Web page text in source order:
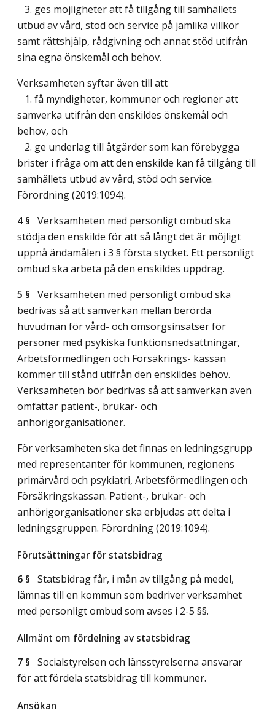
3. ges möjligheter att få tillgång till samhällets
utbud av vård, stöd och service på jämlika villkor
samt rättshjälp, rådgivning och annat stöd utifrån
sina egna önskemål och behov.
Verksamheten syftar även till att
1. få myndigheter, kommuner och regioner att
samverka utifrån den enskildes önskemål och
behov, och
2. ge underlag till åtgärder som kan förebygga
brister i fråga om att den enskilde kan få tillgång till
samhällets utbud av vård, stöd och service.
Förordning (2019:1094).
4 § Verksamheten med personligt ombud ska
stödja den enskilde för att så långt det är möjligt
uppnå ändamålen i 3 § första stycket. Ett personligt
ombud ska arbeta på den enskildes uppdrag.
5 § Verksamheten med personligt ombud ska
bedrivas så att samverkan mellan berörda
huvudmän för vård- och omsorgsinsatser för
personer med psykiska funktionsnedsättningar,
Arbetsförmedlingen och Försäkrings- kassan
kommer till stånd utifrån den enskildes behov.
Verksamheten bör bedrivas så att samverkan även
omfattar patient-, brukar- och
anhörigorganisationer.
För verksamheten ska det finnas en ledningsgrupp
med representanter för kommunen, regionens
primärvård och psykiatri, Arbetsförmedlingen och
Försäkringskassan. Patient-, brukar- och
anhörigorganisationer ska erbjudas att delta i
ledningsgruppen. Förordning (2019:1094).
Förutsättningar för statsbidrag
6 § Statsbidrag får, i mån av tillgång på medel,
lämnas till en kommun som bedriver verksamhet
med personligt ombud som avses i 2-5 §§.
Allmänt om fördelning av statsbidrag
7 § Socialstyrelsen och länsstyrelserna ansvarar
för att fördela statsbidrag till kommuner.
Ansökan